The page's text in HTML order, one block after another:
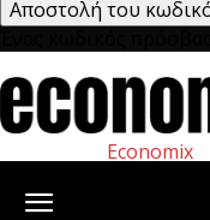
Economix